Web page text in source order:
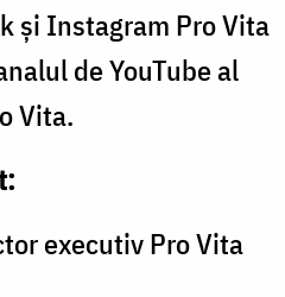
și Instagram Pro Vita
de YouTube al
Vita.
executiv Pro Vita